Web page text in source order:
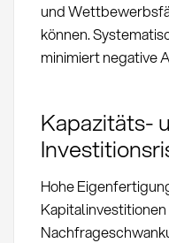
und
können.
minimiert negative
Kapazitäts-
Hohe
Kapitalinvestitionen